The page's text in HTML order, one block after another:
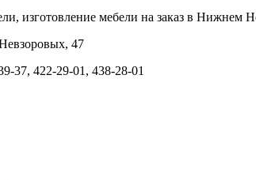
изготовление мебели на заказ в Нижнем
47
37, 422-29-01, 438-28-01